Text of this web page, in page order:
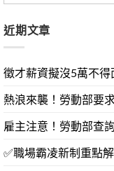
近期文章
徵才薪資擬沒5萬不
熱浪來襲！勞動部要
雇主注意！勞動部查
✅職場霸凌新制重點